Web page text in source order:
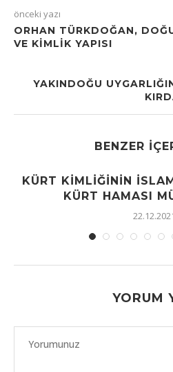
önceki yazı
ORHAN TÜRKDOĞAN,
VE KİMLİK YAPISI
YAKINDOĞU
BENZER
KÜRT KIMLIĞININ
KÜRT HAMASI
YORUM